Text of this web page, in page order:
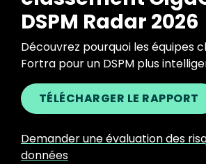
DSPM Radar 2026
Découvrez pourquoi les équipes
Fortra pour un DSPM plus
TÉLÉCHARGER LE RAPPORT
Demander une évaluation des
données